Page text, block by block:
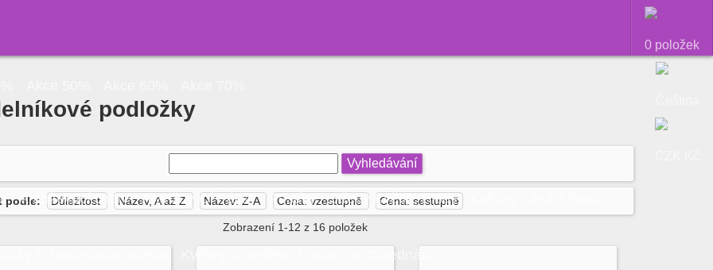
Aranžovací Dráty Aranžovací Pásky Pestíky Středy Květin, Plody
Květiny Z Jedlého Papíru Na Objednání
0 položek
podložky
Vyhledávání
podle: Důležitost Název, A až Z Název: Z-A Cena: vzestupně Cena: sestupně
Zobrazení 1-12 z 16 položek